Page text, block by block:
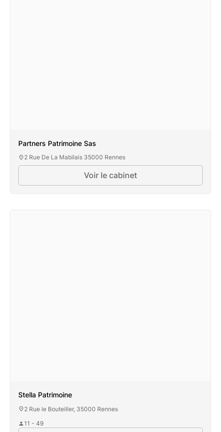
Partners Patrimoine Sas
2 Rue De La Mabilais 35000 Rennes
Voir le cabinet
Stella Patrimoine
2 Rue le Bouteiller, 35000 Rennes
11 - 49